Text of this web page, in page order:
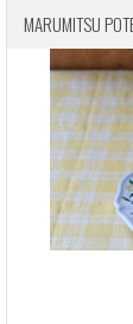
MARUMITSU